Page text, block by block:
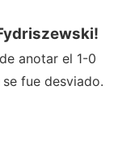
anotar el 1-0
fue desviado.